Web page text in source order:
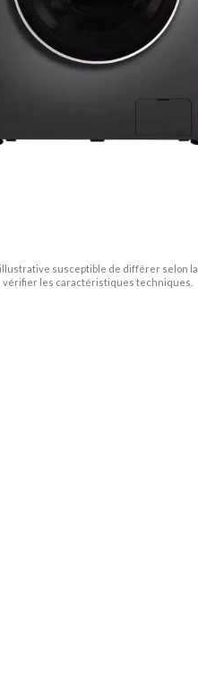
susceptible de différer selon
vérifier les caractéristiques techniques.